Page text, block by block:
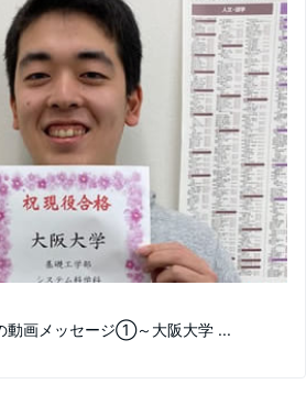
動画メッセージ①～大阪大学 ...